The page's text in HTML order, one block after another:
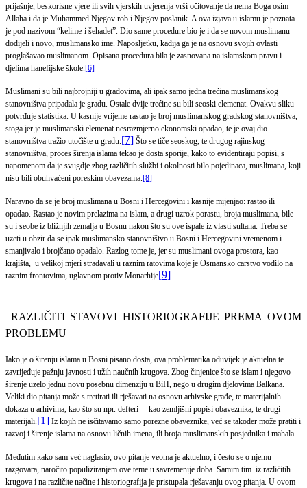
prijašnje, beskorisne vjere ili svih vjerskih uvjerenja vrši očitovanje da nema Boga osim
Allaha i da je Muhammed Njegov rob i Njegov poslanik. A ova izjava u islamu je poznata
je pod nazivom “kelime-i šehadet”. Dio same procedure bio je i da se novom muslimanu
dodijeli i novo, muslimansko ime. Naposljetku, kadija ga je na osnovu svojih ovlasti
proglašavao muslimanom. Opisana procedura bila je zasnovana na islamskom pravu i
djelima hanefijske škole.[6]
Muslimani su bili najbrojniji u gradovima, ali ipak samo jedna trećina muslimanskog
stanovništva pripadala je gradu. Ostale dvije trećine su bili seoski elemenat. Ovakvu sliku
potvrđuje statistika. U kasnije vrijeme rastao je broj muslimanskog gradskog stanovništva,
stoga jer je muslimanski elemenat nesrazmjerno ekonomski opadao, te je ovaj dio
stanovništva tražio utočište u gradu.[7] Što se tiče seoskog, te drugog rajinskog
stanovništva, proces širenja islama tekao je dosta sporije, kako to evidentiraju popisi, s
napomenom da je svugdje zbog različitih službi i okolnosti bilo pojedinaca, muslimana, koji
nisu bili obuhvaćeni poreskim obavezama.[8]
Naravno da se je broj muslimana u Bosni i Hercegovini i kasnije mijenjao: rastao ili
opadao. Rastao je novim prelazima na islam, a drugi uzrok porastu, broja muslimana, bile
su i seobe iz bližnjih zemalja u Bosnu nakon što su ove ispale iz vlasti sultana. Treba se
uzeti u obzir da se ipak muslimansko stanovništvo u Bosni i Hercegovini vremenom i
smanjivalo i brojčano opadalo. Razlog tome je, jer su muslimani ovoga prostora, kao
krajišta, u velikoj mjeri stradavali u raznim ratovima koje je Osmansko carstvo vodilo na
raznim frontovima, uglavnom protiv Monarhije[9]
RAZLIČITI STAVOVI HISTORIOGRAFIJE PREMA OVOM
PROBLEMU
Iako je o širenju islama u Bosni pisano dosta, ova problematika oduvijek je aktuelna te
zavrijeđuje pažnju javnosti i užih naučnih krugova. Zbog činjenice što se islam i njegovo
širenje uzelo jednu novu posebnu dimenziju u BiH, nego u drugim djelovima Balkana.
Veliki dio pitanja može s tretirati ili rješavati na osnovu arhivske građe, te materijalnih
dokaza u arhivima, kao što su npr. defteri – kao zemljišni popisi obaveznika, te drugi
materijali.[1] Iz kojih ne isčitavamo samo porezne obaveznike, već se također može pratiti i
razvoj i širenje islama na osnovu ličnih imena, ili broja muslimanskih posjednika i mahala.
Međutim kako sam već naglasio, ovo pitanje veoma je aktuelno, i često se o njemu
razgovara, naročito populiziranjem ove teme u savremenije doba. Samim tim iz različitih
krugova i na različite načine i historiografija je pristupala rješavanju ovog pitanja. U ovom